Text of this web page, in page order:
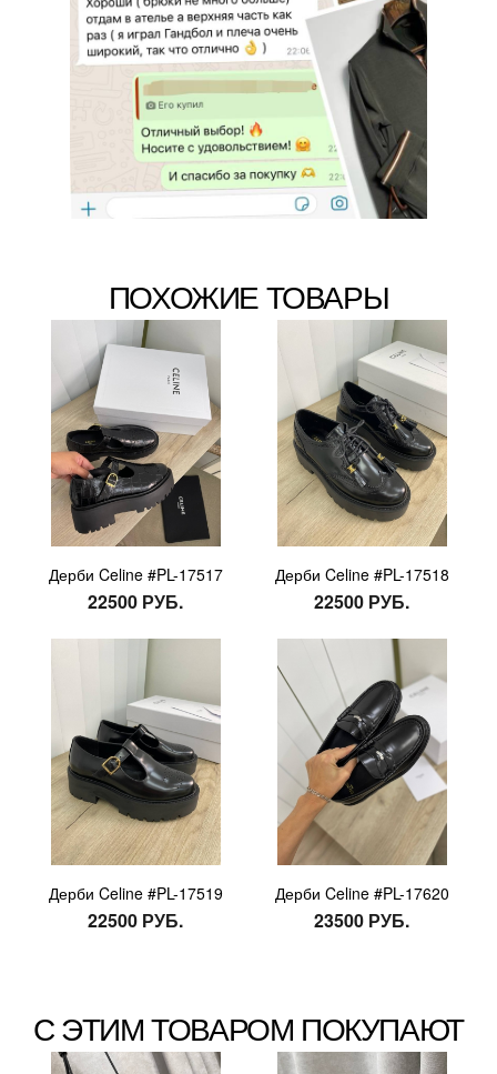
ПОХОЖИЕ ТОВАРЫ
Дерби Celine #PL-17517
22500 РУБ.
Дерби Celine #PL-17518
22500 РУБ.
Дерби Celine #PL-17519
22500 РУБ.
Дерби Celine #PL-17620
23500 РУБ.
С ЭТИМ ТОВАРОМ ПОКУПАЮТ